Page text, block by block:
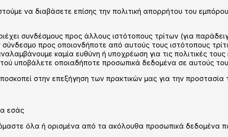
να διαβάσετε επίσης την πολιτική απορρήτου του
συνδέσμους προς άλλους ιστότοπους τρίτων (για
προς οποιονδήποτε από αυτούς τους ιστότοπους
καμία ευθύνη ή υποχρέωση για τις πολιτικές
υποβάλετε οποιαδήποτε προσωπικά δεδομένα σε αυτούς
στην επεξήγηση των πρακτικών μας για την
εσάς
όλα ή ορισμένα από τα ακόλουθα προσωπικά δεδομένα